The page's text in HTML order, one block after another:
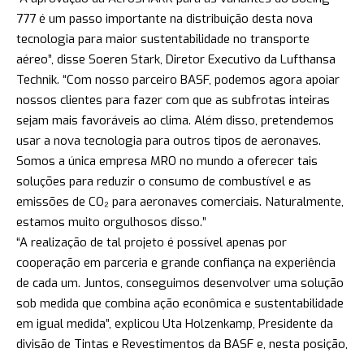
777 é um passo importante na distribuição desta nova
tecnologia para maior sustentabilidade no transporte
aéreo”, disse Soeren Stark, Diretor Executivo da Lufthansa
Technik. “Com nosso parceiro BASF, podemos agora apoiar
nossos clientes para fazer com que as subfrotas inteiras
sejam mais favoráveis ao clima. Além disso, pretendemos
usar a nova tecnologia para outros tipos de aeronaves.
Somos a única empresa MRO no mundo a oferecer tais
soluções para reduzir o consumo de combustível e as
emissões de CO₂ para aeronaves comerciais. Naturalmente,
estamos muito orgulhosos disso.”
“A realização de tal projeto é possível apenas por
cooperação em parceria e grande confiança na experiência
de cada um. Juntos, conseguimos desenvolver uma solução
sob medida que combina ação econômica e sustentabilidade
em igual medida”, explicou Uta Holzenkamp, Presidente da
divisão de Tintas e Revestimentos da BASF e, nesta posição,